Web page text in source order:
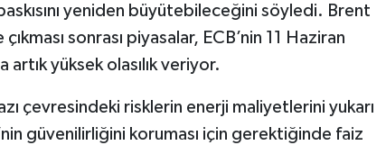
yeniden büyütebileceğini söyledi. Brent
sonrası piyasalar, ECB’nin 11 Haziran
artık yüksek olasılık veriyor.
çevresindeki risklerin enerji maliyetlerini yukarı
güvenilirliğini koruması için gerektiğinde faiz